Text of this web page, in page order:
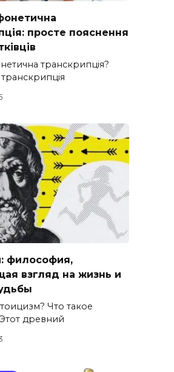
просте пояснення
транскрипція?
философия,
взгляд на жизнь и
Что такое
древний